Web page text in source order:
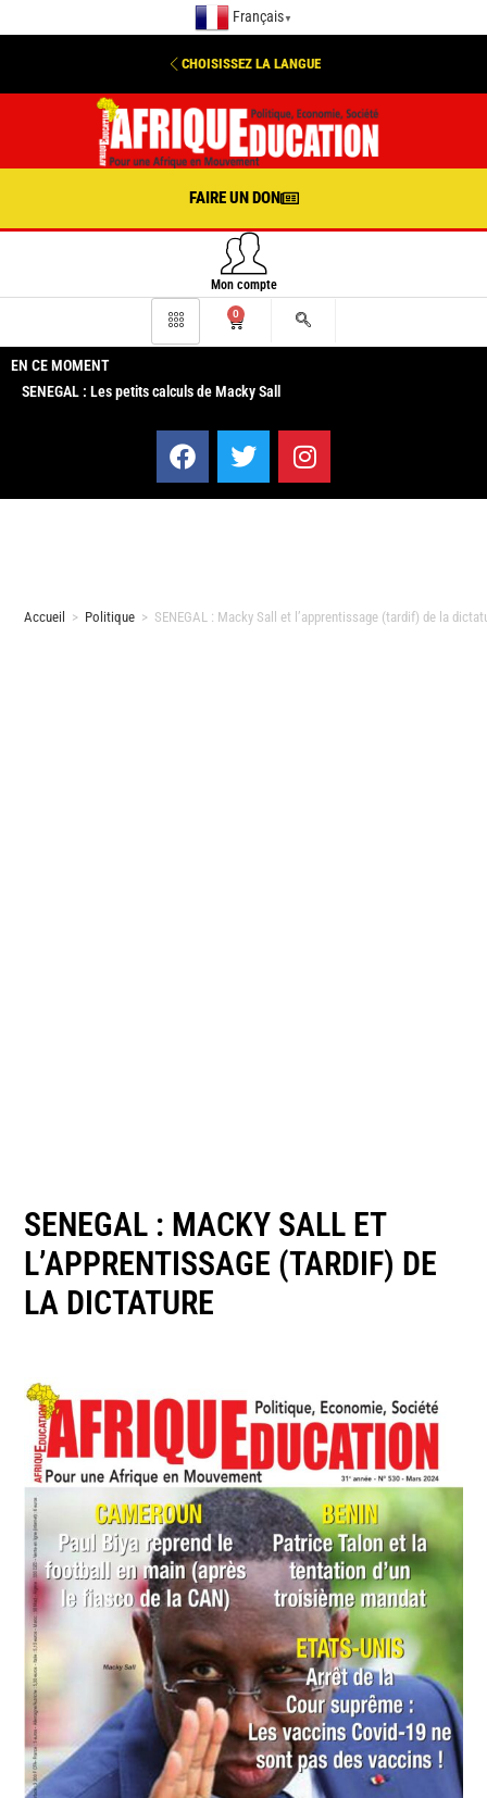
Français ▼
CHOISISSEZ LA LANGUE
FAIRE UN DON
Mon compte
0
EN CE MOMENT
SENEGAL : Les petits calculs de Macky Sall
Accueil > Politique > SENEGAL : Macky Sall et l’apprentissage (tardif) de la
SENEGAL : MACKY SALL ET
L’APPRENTISSAGE (TARDIF) DE
LA DICTATURE